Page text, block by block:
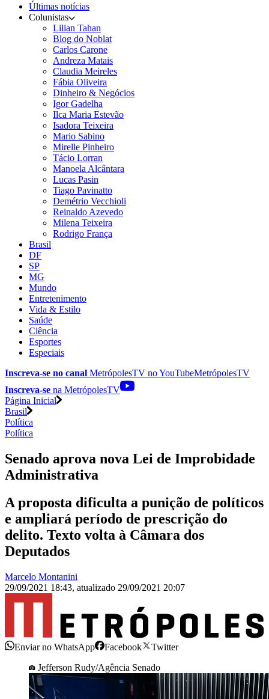
Últimas notícias
Colunistas
Lilian Tahan
Blog do Noblat
Carlos Carone
Andreza Matais
Claudia Meireles
Fábia Oliveira
Dinheiro & Negócios
Igor Gadelha
Ilca Maria Estevão
Isadora Teixeira
Mario Sabino
Mirelle Pinheiro
Tácio Lorran
Manoela Alcântara
Lucas Pasin
Tiago Pavinatto
Demétrio Vecchioli
Reinaldo Azevedo
Milena Teixeira
Rodrigo França
Brasil
DF
SP
MG
Mundo
Entretenimento
Vida & Estilo
Saúde
Ciência
Esportes
Especiais
Inscreva-se no canal MetrópolesTV noYouTubeMetrópolesTV
Inscreva-se na MetrópolesTV
Página Inicial
Brasil
Política
Política
Senado aprova nova Lei de Improbidade
Administrativa
A proposta dificulta a punição de políticos
e ampliará período de prescrição do
delito. Texto volta à Câmara dos
Deputados
Marcelo Montanini
29/09/2021 18:43, atualizado 29/09/2021 20:07
Enviar no WhatsApp Facebook
Twitter
Jefferson Rudy/Agência Senado